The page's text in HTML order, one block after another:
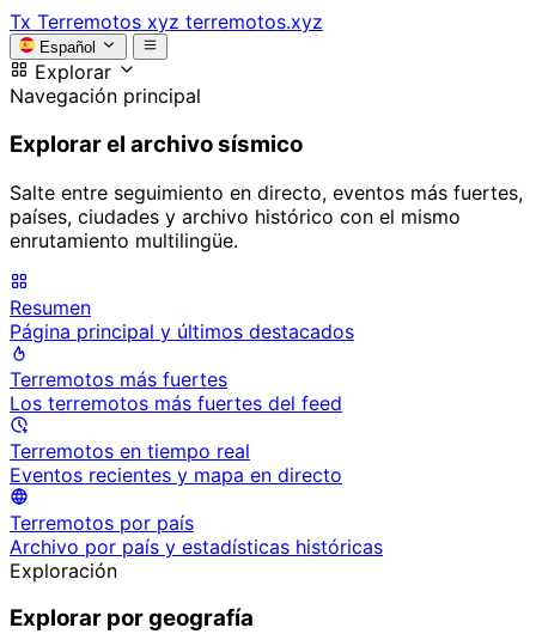
Tx Terremotos xyz terremotos.xyz
Español
Explorar
Navegación principal
Explorar el archivo sísmico
Salte entre seguimiento en directo, eventos más fuertes,
países, ciudades y archivo histórico con el mismo
enrutamiento multilingüe.
Resumen
Página principal y últimos destacados
Terremotos más fuertes
Los terremotos más fuertes del feed
Terremotos en tiempo real
Eventos recientes y mapa en directo
Terremotos por país
Archivo por país y estadísticas históricas
Exploración
Explorar por geografía